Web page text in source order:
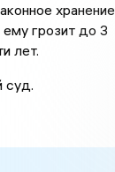
хранение
грозит до 3
лет.
суд.